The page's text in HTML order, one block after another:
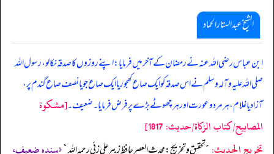
الشیخ عبدالستار الحماد
ابن عباس رضی اللہ عنہ نے رمضان کے آخر میں فرمایا: اپنے روزوں کا صدقہ نکالو، رسول اللہ
صلی ‌اللہ ‌علیہ ‌وآلہ ‌وسلم نے اس صدقہ کو ایک صاع کھجور یا ایک صاع جو یا نصف صاع گندم پر،
آزاد یا غلام، ہر مرد و عورت اورہر چھوٹے بڑے پر فرض فرمایا۔ ضعیف۔[مشكوة
المصابيح/كتاب الزكاة/حدیث: 1817]
تخریج الحدیث: ´تحقيق و تخريج: محدث العصر حافظ زبير على زئي رحمه الله`«سنده ضعيف،